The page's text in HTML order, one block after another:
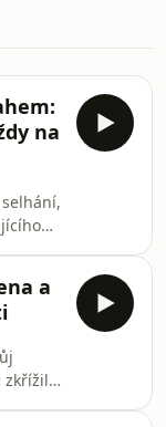
na
v
a
zkřížil